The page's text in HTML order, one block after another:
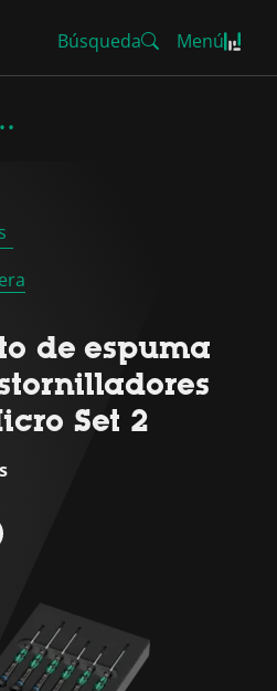
Búsqueda Menú
de espuma
Set 2